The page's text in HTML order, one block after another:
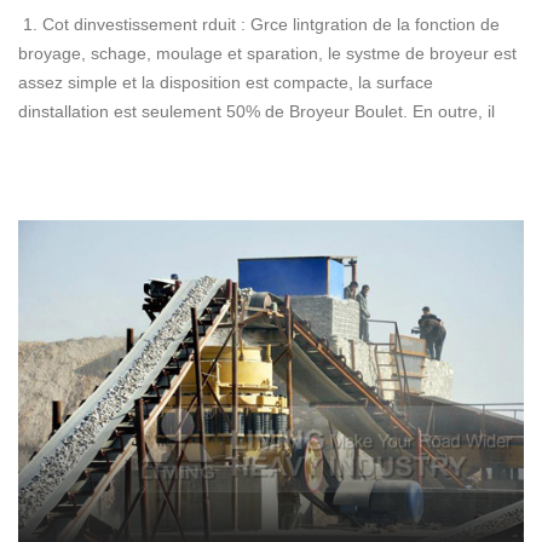
1. Cot dinvestissement rduit : Grce lintgration de la fonction de
broyage, schage, moulage et sparation, le systme de broyeur est
assez simple et la disposition est compacte, la surface
dinstallation est seulement 50% de Broyeur Boulet. En outre, il